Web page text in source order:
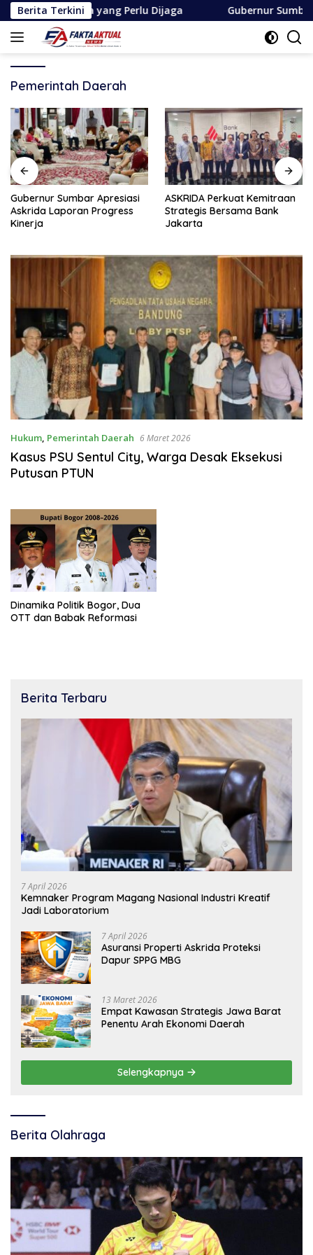
Langsung
ke
konten
Berita Terkini
Keluarga yang Perlu Dijaga Gubernur Sumbar
Pemerintah Daerah
Gubernur Sumbar Apresiasi
Askrida Laporan Progress
Kinerja
ASKRIDA Perkuat Kemitraan
Strategis Bersama Bank
Jakarta
Hukum, Pemerintah Daerah 6 Maret 2026
Kasus PSU Sentul City, Warga Desak Eksekusi
Putusan PTUN
Dinamika Politik Bogor, Dua
OTT dan Babak Reformasi
Berita Terbaru
7 April 2026
Kemnaker Program Magang Nasional Industri Kreatif
Jadi Laboratorium
7 April 2026
Asuransi Properti Askrida Proteksi
Dapur SPPG MBG
13 Maret 2026
Empat Kawasan Strategis Jawa Barat
Penentu Arah Ekonomi Daerah
Selengkapnya
Berita Olahraga